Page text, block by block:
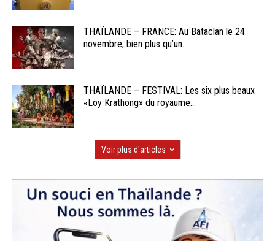
THAÏLANDE – FRANCE: Au Bataclan le 24
novembre, bien plus qu’un...
THAÏLANDE – FESTIVAL: Les six plus beaux
«Loy Krathong» du royaume...
Voir plus d'articles